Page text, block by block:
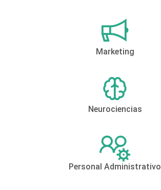
Marketing
Neurociencias
Personal Administrativo